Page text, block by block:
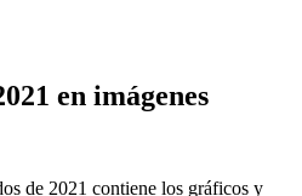
en imágenes
de 2021 contiene los gráficos y